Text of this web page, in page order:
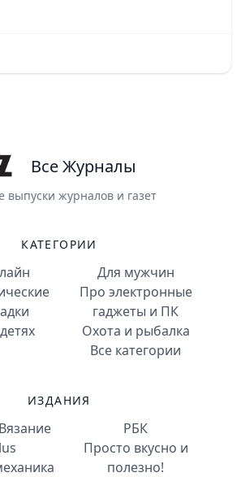
Все Журналы
выпуски журналов и газет
КАТЕГОРИИ
Для мужчин
Про электронные
гаджеты и ПК
Охота и рыбалка
Все категории
ИЗДАНИЯ
РБК
Просто вкусно и
полезно!